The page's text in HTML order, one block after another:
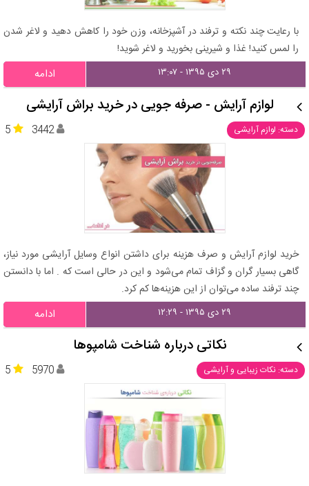
با رعایت چند نکته و ترفند در آشپزخانه، وزن خود را کاهش دهید و لاغر شدن
را لمس کنید! غذا و شیرینی بخورید و لاغر شوید!
۲۹ دی ۱۳۹۵ - ۱۳:۰۷ ادامه
لوازم آرایش - صرفه‌ جویی در خرید براش‌ آرایشی
دسته: لوازم آرایشی 5 3442
خرید لوازم آرایش و صرف هزینه برای داشتن انواع وسایل آرایشی مورد نیاز،
گاهی بسیار گران و گزاف تمام می‌شود و این در حالی است که . اما با دانستن
چند ترفند ساده می‌توان از این هزینه‌ها کم کرد.
۲۹ دی ۱۳۹۵ - ۱۲:۲۹ ادامه
نکاتی درباره شناخت شامپوها
دسته: نکات زیبایی و آرایشی 5 5970